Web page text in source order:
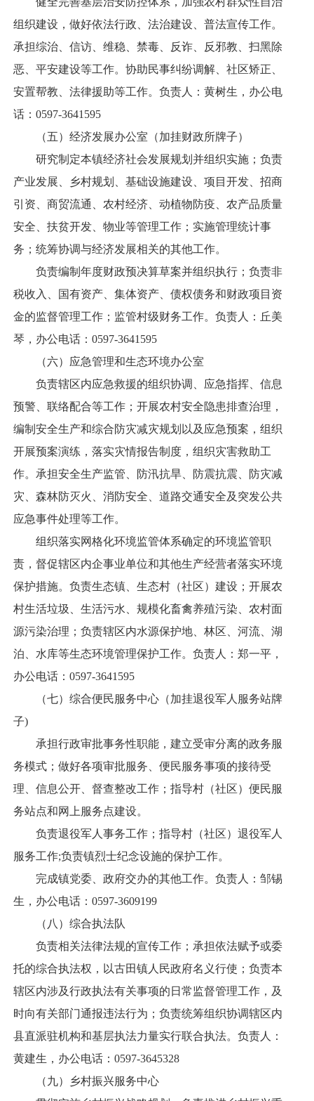
组织建设，做好依法行政、法治建设、普法宣传工作。
承担综治、信访、维稳、禁毒、反诈、反邪教、扫黑除
恶、平安建设等工作。协助民事纠纷调解、社区矫正、
安置帮教、法律援助等工作。负责人：黄树生，办公电
话：0597-3641595
（五）经济发展办公室（加挂财政所牌子）
研究制定本镇经济社会发展规划并组织实施；负责
产业发展、乡村规划、基础设施建设、项目开发、招商
引资、商贸流通、农村经济、动植物防疫、农产品质量
安全、扶贫开发、物业等管理工作；实施管理统计事
务；统筹协调与经济发展相关的其他工作。
负责编制年度财政预决算草案并组织执行；负责非
税收入、国有资产、集体资产、债权债务和财政项目资
金的监督管理工作；监管村级财务工作。负责人：丘美
琴，办公电话：0597-3641595
（六）应急管理和生态环境办公室
负责辖区内应急救援的组织协调、应急指挥、信息
预警、联络配合等工作；开展农村安全隐患排查治理，
编制安全生产和综合防灾减灾规划以及应急预案，组织
开展预案演练，落实灾情报告制度，组织灾害救助工
作。承担安全生产监管、防汛抗旱、防震抗震、防灾减
灾、森林防灭火、消防安全、道路交通安全及突发公共
应急事件处理等工作。
组织落实网格化环境监管体系确定的环境监管职
责，督促辖区内企事业单位和其他生产经营者落实环境
保护措施。负责生态镇、生态村（社区）建设；开展农
村生活垃圾、生活污水、规模化畜禽养殖污染、农村面
源污染治理；负责辖区内水源保护地、林区、河流、湖
泊、水库等生态环境管理保护工作。负责人：郑一平，
办公电话：0597-3641595
（七）综合便民服务中心（加挂退役军人服务站牌
子)
承担行政审批事务性职能，建立受审分离的政务服
务模式；做好各项审批服务、便民服务事项的接待受
理、信息公开、督查整改工作；指导村（社区）便民服
务站点和网上服务点建设。
负责退役军人事务工作；指导村（社区）退役军人
服务工作;负责镇烈士纪念设施的保护工作。
完成镇党委、政府交办的其他工作。负责人：邹锡
生，办公电话：0597-3609199
（八）综合执法队
负责相关法律法规的宣传工作；承担依法赋予或委
托的综合执法权，以古田镇人民政府名义行使；负责本
辖区内涉及行政执法有关事项的日常监督管理工作，及
时向有关部门通报违法行为；负责统筹组织协调辖区内
县直派驻机构和基层执法力量实行联合执法。负责人：
黄建生，办公电话：0597-3645328
（九）乡村振兴服务中心